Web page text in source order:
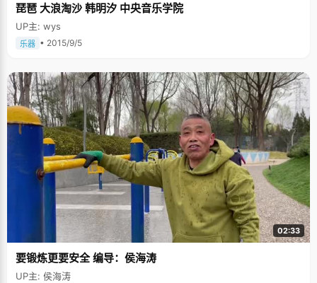
琵琶 大浪淘沙 韩明汐 中央音乐学院
UP主: wys
乐器 • 2015/9/5
02:33
要锻炼更要安全 编导：侯海涛
UP主: 侯海涛